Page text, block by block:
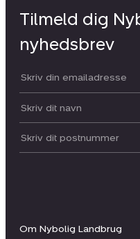
Om Nybolig Landbrug
Tilmeld dig
nyhedsbrev
Din email:
Dit navn:
Postnummer